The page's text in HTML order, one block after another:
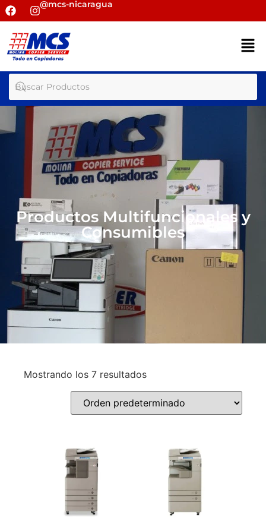
@mcs-nicaragua
Productos Multifuncionales y
Consumibles
Mostrando los 7 resultados